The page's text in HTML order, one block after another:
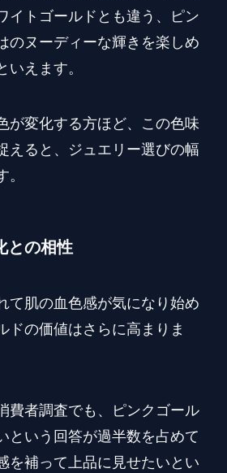
イトゴールドとも違う、ピン
のヌーディーな輝きを楽しめ
いえます。
が変化する方ほど、この色味
えると、ジュエリー選びの幅
との相性
て肌の血色感が気になり始め
ドの価値はさらに高まりま
費者調査でも、ピンクゴール
という回答が過半数を占めて
を補って上品に見せたいとい